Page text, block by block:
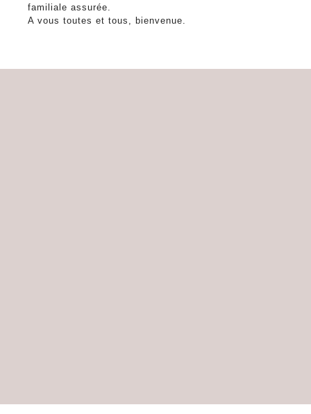
familiale assurée.
A vous toutes et tous, bienvenue.